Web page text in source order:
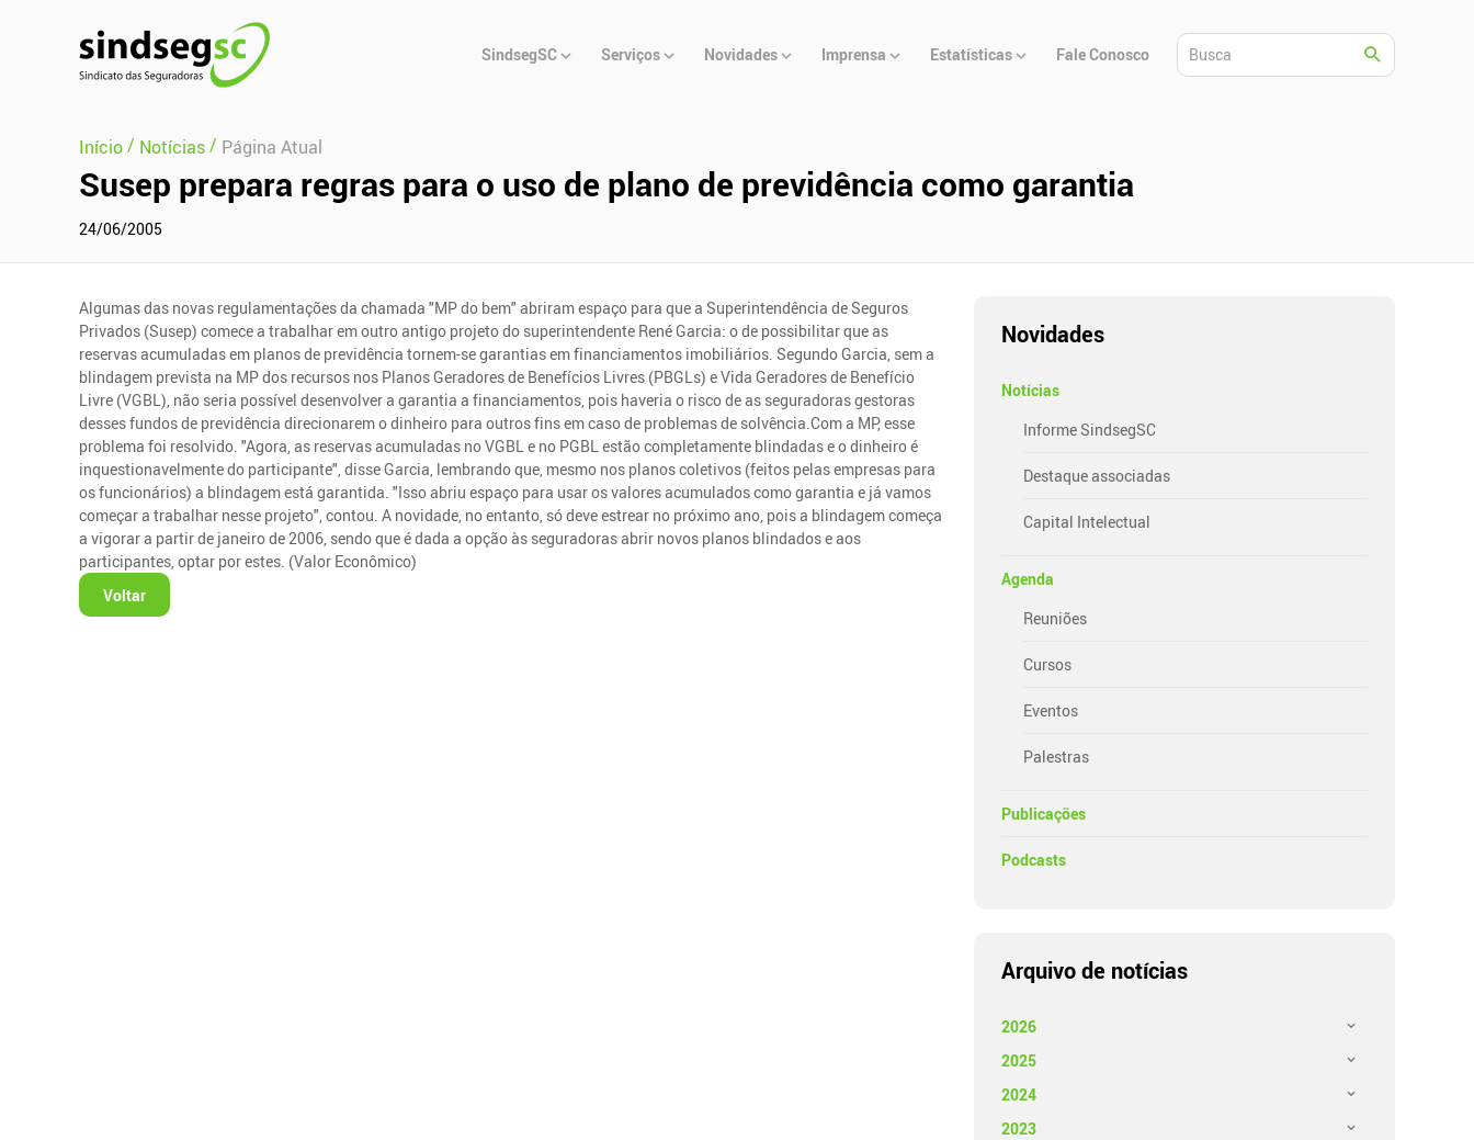
Principal
SindsegSC Serviços Novidades Imprensa Estatísticas Fale Conosco
Início/ Notícias/ Página Atual
Susep prepara regras para o uso de plano de previdência como garantia
24/06/2005
Algumas das novas regulamentações da chamada "MP do bem" abriram espaço para que a Superintendência de Seguros
Privados (Susep) comece a trabalhar em outro antigo projeto do superintendente René Garcia: o de possibilitar que as
reservas acumuladas em planos de previdência tornem-se garantias em financiamentos imobiliários. Segundo Garcia, sem a
blindagem prevista na MP dos recursos nos Planos Geradores de Benefícios Livres (PBGLs) e Vida Geradores de Benefício
Livre (VGBL), não seria possível desenvolver a garantia a financiamentos, pois haveria o risco de as seguradoras gestoras
desses fundos de previdência direcionarem o dinheiro para outros fins em caso de problemas de solvência.Com a MP, esse
problema foi resolvido. "Agora, as reservas acumuladas no VGBL e no PGBL estão completamente blindadas e o dinheiro é
inquestionavelmente do participante", disse Garcia, lembrando que, mesmo nos planos coletivos (feitos pelas empresas para
os funcionários) a blindagem está garantida. "Isso abriu espaço para usar os valores acumulados como garantia e já vamos
começar a trabalhar nesse projeto", contou. A novidade, no entanto, só deve estrear no próximo ano, pois a blindagem começa
a vigorar a partir de janeiro de 2006, sendo que é dada a opção às seguradoras abrir novos planos blindados e aos
participantes, optar por estes. (Valor Econômico)
Voltar
Novidades
Notícias
Informe SindsegSC
Destaque associadas
Capital Intelectual
Agenda
Reuniões
Cursos
Eventos
Palestras
Publicações
Podcasts
Arquivo de notícias
2026
2025
2024
2023